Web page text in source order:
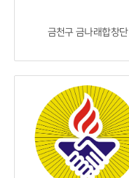
금천구 금나래합창단